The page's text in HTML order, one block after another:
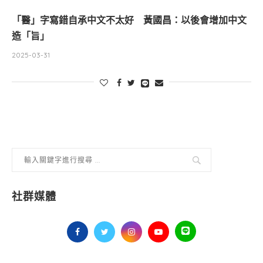
「醫」字寫錯自承中文不太好 黃國昌：以後會增加中文
造「旨」
2025-03-31
社群媒體